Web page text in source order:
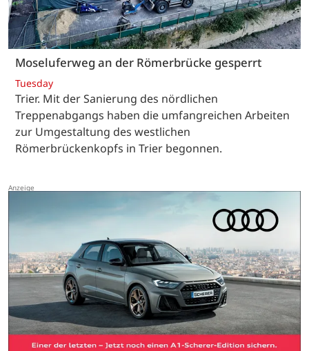
Moseluferweg an der Römerbrücke gesperrt
Tuesday
Trier. Mit der Sanierung des nördlichen
Treppenabgangs haben die umfangreichen Arbeiten
zur Umgestaltung des westlichen
Römerbrückenkopfs in Trier begonnen.